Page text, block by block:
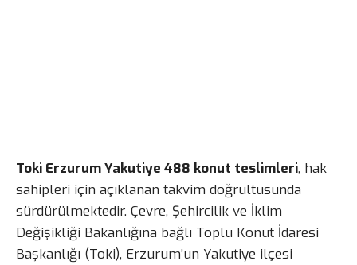
Toki Erzurum Yakutiye 488 konut teslimleri, hak
sahipleri için açıklanan takvim doğrultusunda
sürdürülmektedir. Çevre, Şehircilik ve İklim
Değişikliği Bakanlığına bağlı Toplu Konut İdaresi
Başkanlığı (Toki), Erzurum’un Yakutiye ilçesi